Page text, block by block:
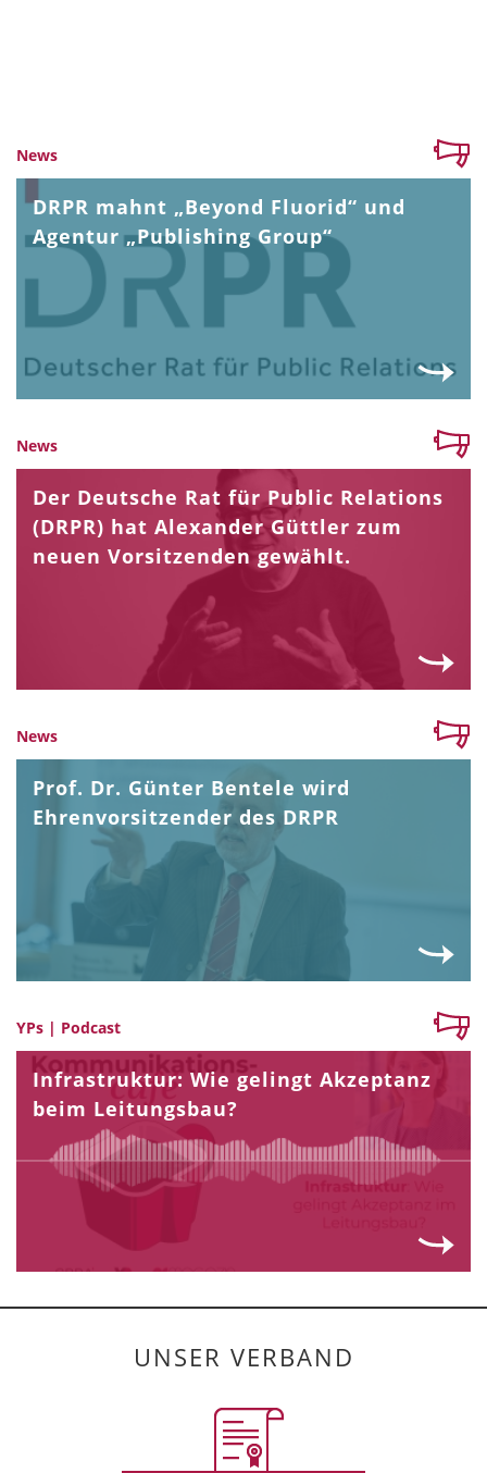
News
DRPR mahnt „Beyond Fluorid“ und
Agentur „Publishing Group“
News
Der Deutsche Rat für Public Relations
(DRPR) hat Alexander Güttler zum
neuen Vorsitzenden gewählt.
News
Prof. Dr. Günter Bentele wird
Ehrenvorsitzender des DRPR
YPs | Podcast
Infrastruktur: Wie gelingt Akzeptanz
beim Leitungsbau?
UNSER VERBAND